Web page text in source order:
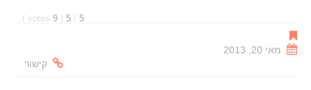
5
/
5
(
9
votes
)
מאי 20, 2013
קישור